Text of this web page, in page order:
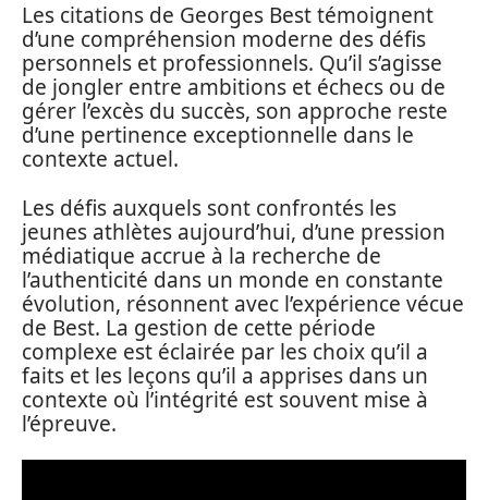
Les citations de Georges Best témoignent
d’une compréhension moderne des défis
personnels et professionnels. Qu’il s’agisse
de jongler entre ambitions et échecs ou de
gérer l’excès du succès, son approche reste
d’une pertinence exceptionnelle dans le
contexte actuel.
Les défis auxquels sont confrontés les
jeunes athlètes aujourd’hui, d’une pression
médiatique accrue à la recherche de
l’authenticité dans un monde en constante
évolution, résonnent avec l’expérience vécue
de Best. La gestion de cette période
complexe est éclairée par les choix qu’il a
faits et les leçons qu’il a apprises dans un
contexte où l’intégrité est souvent mise à
l’épreuve.